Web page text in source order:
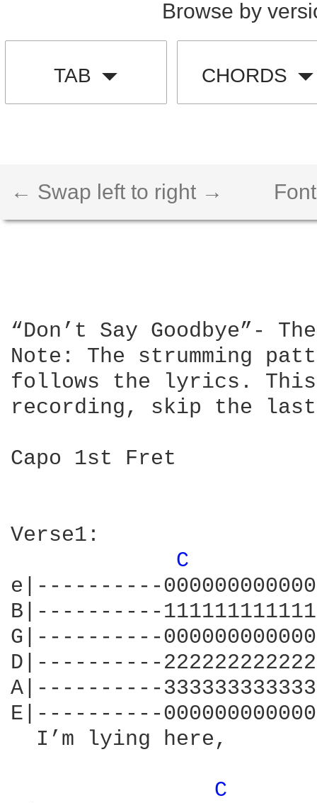
Browse by
TAB CHORDS
← Swap left to right →
“Don’t Say Goodbye”-
Note: The strumming
follows the lyrics.
recording, skip the
Capo 1st Fret
Verse1:
C
e|----------
B|----------
G|----------
D|----------
A|----------
E|----------
I’m lying here,
C